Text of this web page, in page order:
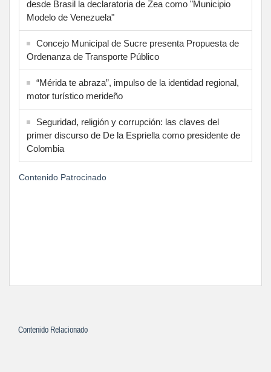
desde Brasil la declaratoria de Zea como "Municipio
Modelo de Venezuela"
Concejo Municipal de Sucre presenta Propuesta de
Ordenanza de Transporte Público
“Mérida te abraza”, impulso de la identidad regional,
motor turístico merideño
Seguridad, religión y corrupción: las claves del
primer discurso de De la Espriella como presidente de
Colombia
Contenido Patrocinado
Contenido Relacionado